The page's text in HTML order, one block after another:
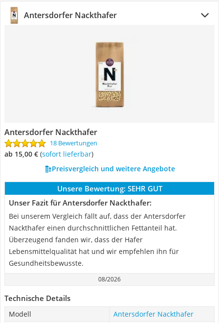
Antersdorfer Nackthafer
Antersdorfer Nackthafer
18 Bewertungen
ab 15,00 € ( Sofort lieferbar)
Preisvergleich und weitere Angebote
Unsere Bewertung: SEHR GUT
Unser Fazit für Antersdorfer Nackthafer:
Bei unserem Vergleich fällt auf, dass der Antersdorfer
Nackthafer einen durchschnittlichen Fettanteil hat.
Überzeugend fanden wir, dass der Hafer
Lebensmittelqualität hat und wir empfehlen ihn für
Gesundheitsbewusste.
08/2026
Technische Details
Modell
Antersdorfer Nackthafer